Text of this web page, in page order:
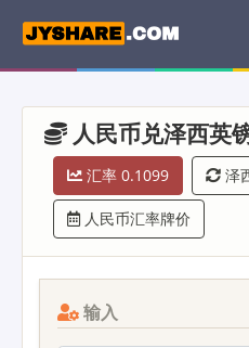
人民币兑泽西英
汇率 0.1099 泽
人民币汇率牌价
输入